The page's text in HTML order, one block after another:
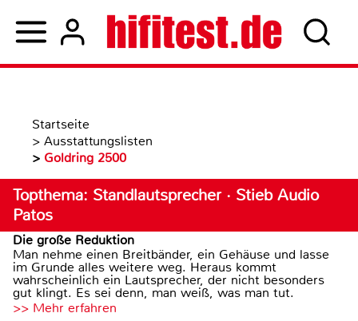
Startseite
> Ausstattungslisten
> Goldring 2500
Topthema: Standlautsprecher · Stieb Audio
Patos
Die große Reduktion
Man nehme einen Breitbänder, ein Gehäuse und lasse
im Grunde alles weitere weg. Heraus kommt
wahrscheinlich ein Lautsprecher, der nicht besonders
gut klingt. Es sei denn, man weiß, was man tut.
>> Mehr erfahren